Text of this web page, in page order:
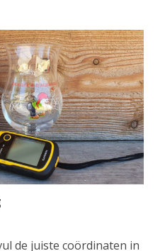
de juiste coördinaten in